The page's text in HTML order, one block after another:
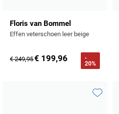
Floris van Bommel
Effen veterschoen leer beige
€ 249,95€ 199,96
-
20%